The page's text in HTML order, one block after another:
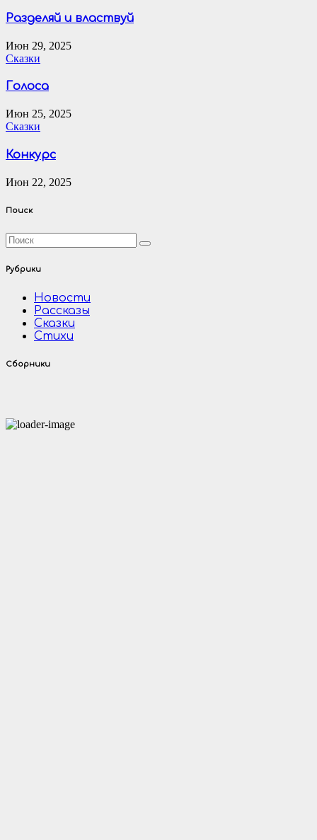
Разделяй и властвуй
Июн 29, 2025
Сказки
Голоса
Июн 25, 2025
Сказки
Конкурс
Июн 22, 2025
Поиск
Рубрики
Новости
Рассказы
Сказки
Стихи
Сборники